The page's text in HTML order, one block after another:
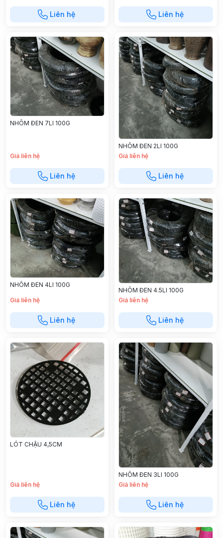
Liên hệ Liên hệ
NHÔM ĐEN 7LI 100G
Giá liên hệ
Liên hệ
NHÔM ĐEN 2LI 100G
Giá liên hệ
Liên hệ
NHÔM ĐEN 4LI 100G
Giá liên hệ
Liên hệ
NHÔM ĐEN 4.5LI 100G
Giá liên hệ
Liên hệ
LÓT CHẬU 4,5CM
Giá liên hệ
Liên hệ
NHÔM ĐEN 3LI 100G
Giá liên hệ
Liên hệ